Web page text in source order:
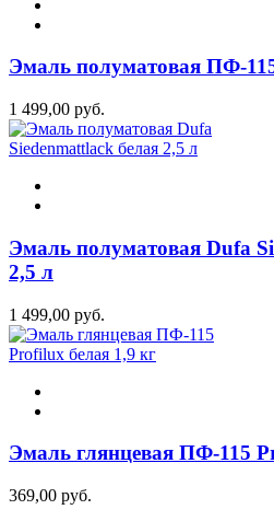
Эмаль полуматовая ПФ-
1 499,00 руб.
Эмаль полуматовая Dufa
2,5 л
1 499,00 руб.
Эмаль глянцевая ПФ-115
369,00 руб.